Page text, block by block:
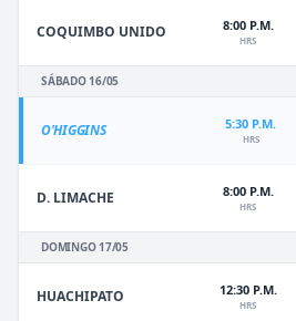
COQUIMBO UNIDO 8:00 P.M.
HRS
SÁBADO 16/05
O'HIGGINS 5:30 P.M.
HRS
D. LIMACHE 8:00 P.M.
HRS
DOMINGO 17/05
HUACHIPATO 12:30 P.M.
HRS